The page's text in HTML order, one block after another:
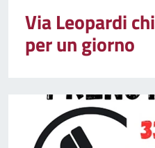
Via Leopardi
per un giorno